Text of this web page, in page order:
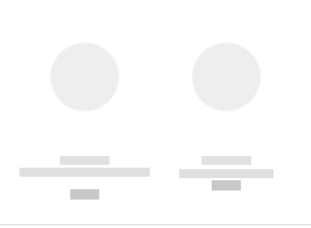
------------
----------- ----------- --------
------------
----------- -----------